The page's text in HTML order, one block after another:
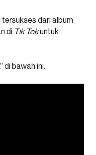
tersukses dari album
di Tik Tokuntuk
” di bawah ini.